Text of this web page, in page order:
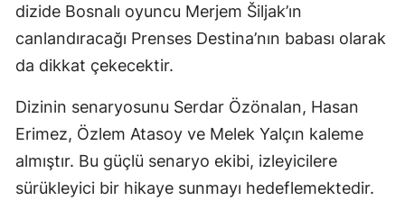
Kırklareli
Kocaeli
Kütahya
dizide Bosnalı oyuncu Merjem Šiljak’ın
canlandıracağı Prenses Destina’nın babası olarak
da dikkat çekecektir.
Dizinin senaryosunu Serdar Özönalan, Hasan
Erimez, Özlem Atasoy ve Melek Yalçın kaleme
almıştır. Bu güçlü senaryo ekibi, izleyicilere
sürükleyici bir hikaye sunmayı hedeflemektedir.